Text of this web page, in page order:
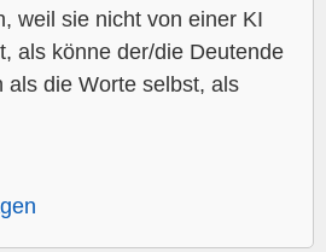
weil sie nicht von einer KI
als könne der/die Deutende
als die Worte selbst, als